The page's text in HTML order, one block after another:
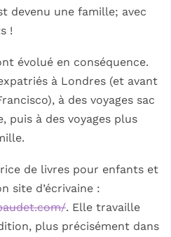
devenu une famille; avec
!
évolué en conséquence.
à Londres (et avant
à des voyages sac
puis à des voyages plus
de livres pour enfants et
site d’écrivaine :
. Elle travaille
plus précisément dans